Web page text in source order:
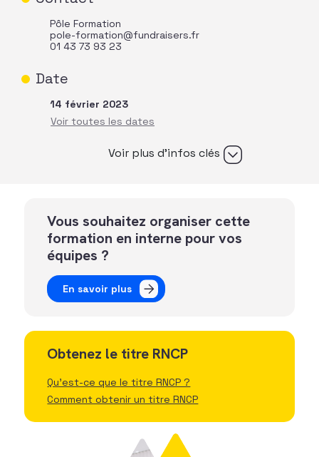
Pôle Formation
pole-formation@fundraisers.fr
01 43 73 93 23
Date
14 février 2023
Voir plus d’infos clés
Vous souhaitez organiser cette
formation en interne pour vos
équipes ?
En savoir plus
Obtenez le titre RNCP
Qu'est-ce que le titre RNCP ?
Comment obtenir un titre RNCP